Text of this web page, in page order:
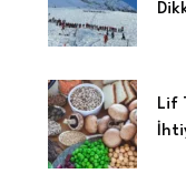
Lif